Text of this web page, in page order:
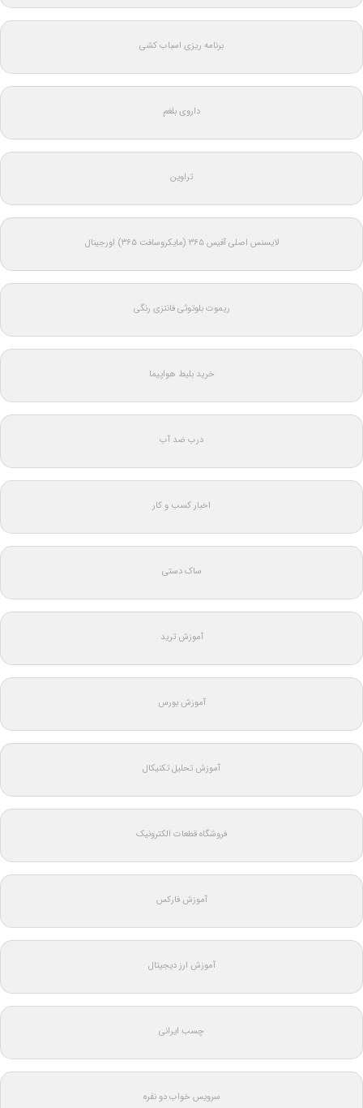
برنامه ریزی اسباب کشی
داروی بلغم
تراوین
لایسنس اصلی آفیس ۳۶۵ (مایکروسافت ۳۶۵) اورجینال
ریموت بلوتوثی فانتزی رنگی
خرید بلیط هواپیما
درب ضد آب
اخبار کسب و کار
ساک دستی
آموزش ترید
آموزش بورس
آموزش تحلیل تکنیکال
فروشگاه قطعات الکترونیک
آموزش فارکس
آموزش ارز دیجیتال
چسب ایرانی
سرویس خواب دو نفره